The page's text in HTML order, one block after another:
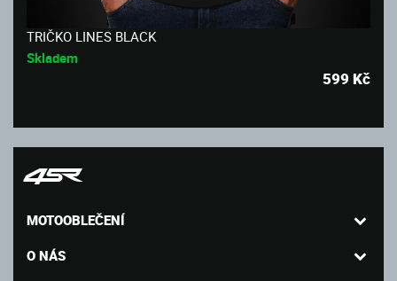
TRIČKO LINES BLACK
Skladem
599 Kč
MOTOOBLEČENÍ
O NÁS